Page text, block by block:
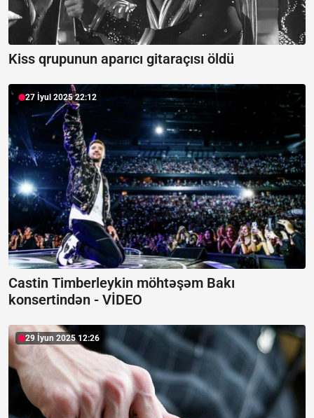
Kiss qrupunun aparıcı gitaraçısı öldü
27 İyul 2025 22:12
Castin Timberleykin möhtəşəm Bakı
konsertindən - VİDEO
29 İyun 2025 12:26